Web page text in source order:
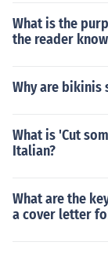
What is the
the reader
Why are bikinis
What is 'Cut
Italian?
What are the
a cover letter